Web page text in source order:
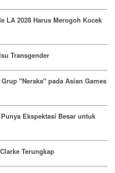
LA 2028 Harus Merogoh Kocek
Transgender
"Neraka" pada Asian Games
Ekspektasi Besar untuk
Terungkap